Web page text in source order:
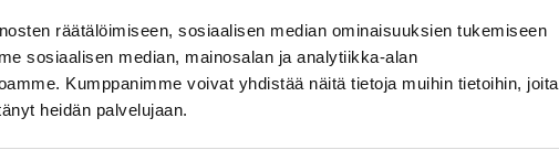
räätälöimiseen, sosiaalisen median ominaisuuksien tukemiseen
sosiaalisen median, mainosalan ja analytiikka-alan
Kumppanimme voivat yhdistää näitä tietoja muihin tietoihin, joita
heidän palvelujaan.